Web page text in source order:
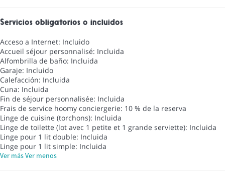
Servicios obligatorios o incluidos
Acceso a Internet: Incluido
Accueil séjour personnalisé: Incluida
Alfombrilla de baño: Incluida
Garaje: Incluido
Calefacción: Incluida
Cuna: Incluida
Fin de séjour personnalisée: Incluida
Frais de service hoomy conciergerie: 10 % de la reserva
Linge de cuisine (torchons): Incluida
Linge de toilette (lot avec 1 petite et 1 grande serviette): Incluida
Linge pour 1 lit double: Incluida
Linge pour 1 lit simple: Incluida
Ver másVer menos